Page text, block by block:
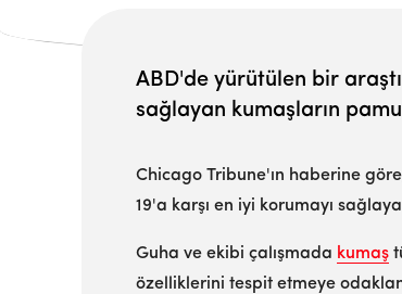
ABD'de yürütülen bir
sağlayan kumaşların
Chicago Tribune'ın haberine
19'a karşı en iyi korumayı
Guha ve ekibi çalışmada kumaş
özelliklerini tespit etmeye